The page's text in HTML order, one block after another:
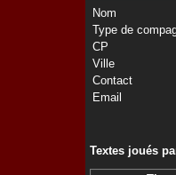
Nom
Type de
CP
Ville
Contact
Email
Textes joués